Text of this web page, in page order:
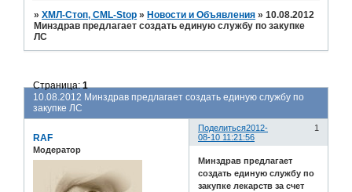
»ХМЛ-Стоп, CML-Stop » Новости и Объявления »10.08.2012
Минздрав предлагает создать единую службу по закупке
ЛС
10.08.2012 Минздрав предлагает создать единую службу по
закупке ЛС
Страница:1
Поделиться 1
2012-
08-10 11:21:56
RAF
Модератор
Минздрав предлагает
создать единую службу по
закупке лекарств за счет